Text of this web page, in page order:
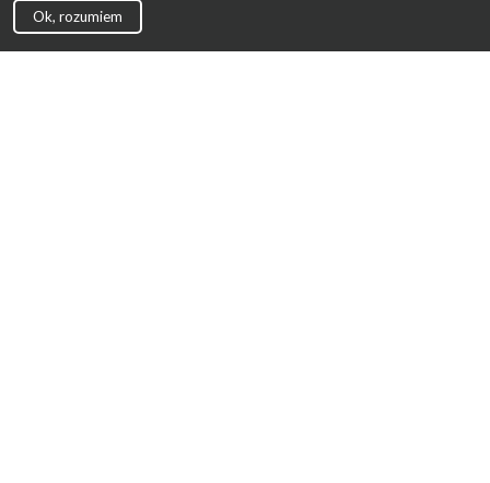
Ok, rozumiem